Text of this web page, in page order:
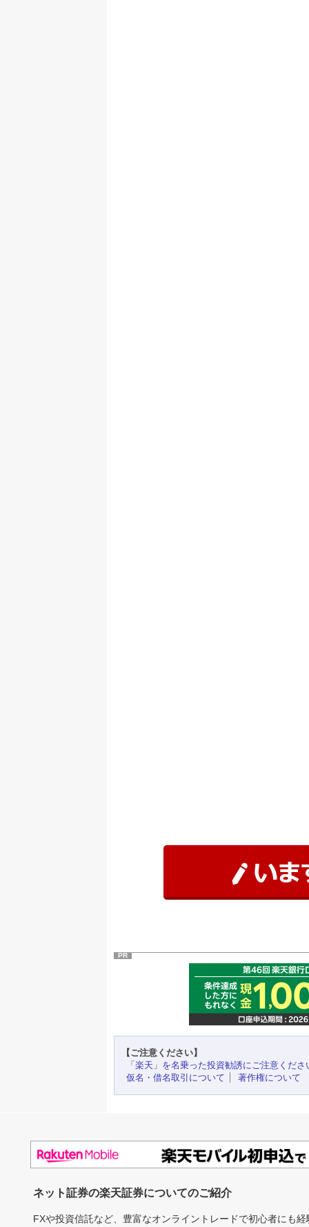
PR
【ご注意ください】
「楽天」を名乗った投資勧誘にご注意くださ
仮名・借名取引について
著作権について
ネット証券の楽天証券についてのご紹介
FXや投資信託など、豊富なオンライントレードで初心者にも